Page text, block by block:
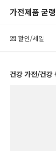
가전제품 굳
💌 할인/세일
건강 가전/건강